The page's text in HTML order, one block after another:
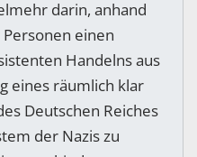
darin, anhand
einen
Handelns aus
eines räumlich klar
Deutschen Reiches
der Nazis zu